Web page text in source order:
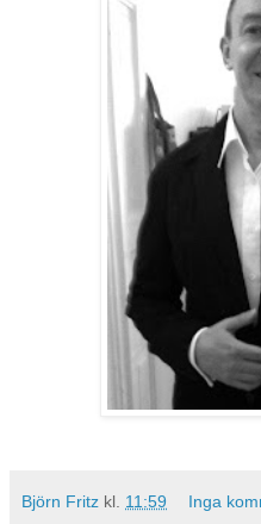
Björn Fritz kl. 11:59 Inga